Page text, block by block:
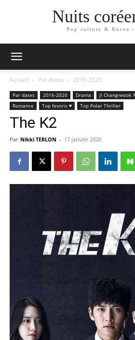
Nuits
Pop culture & Korea -
Accueil Par dates 2016-2020
Par dates 2016-2020 Drama JI Chang-wook
Romance
Top favoris ♥ Top Polar Thriller
The K2
Par Nikki TERLON - 17 janvier 2020